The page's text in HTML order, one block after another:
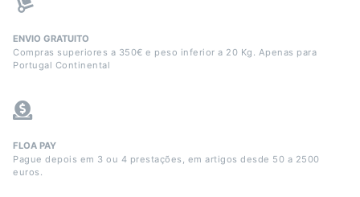
ENVIO GRATUITO
Compras superiores a 350€ e peso inferior a 20 Kg. Apenas para
Portugal Continental
FLOA PAY
Pague depois em 3 ou 4 prestações, em artigos desde 50 a 2500
euros.